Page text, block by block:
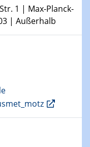
W3-Professur
W3-Professur
1 | Max-Planck-
| Außerhalb